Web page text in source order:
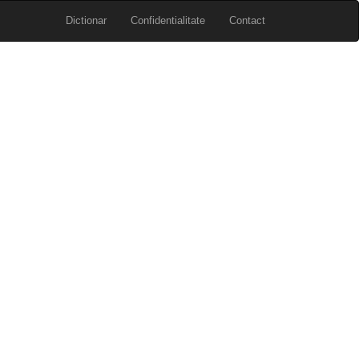
Dictionar Confidentialitate Contact